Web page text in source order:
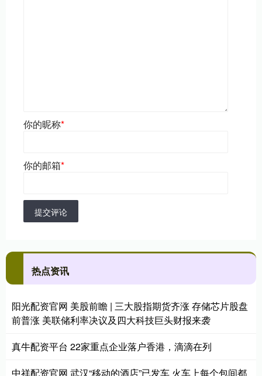
你的昵称*
你的邮箱*
提交评论
热点资讯
阳光配资官网 美股前瞻 | 三大股指期货齐涨 存储芯片股盘
前普涨 美联储利率决议及四大科技巨头财报来袭
真牛配资平台 22家重点企业落户香港，滴滴在列
中祥配资官网 武汉“移动的酒店”已发车 火车上每个包间都